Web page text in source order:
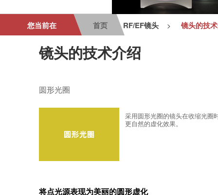
您当前在 首页 RF/EF镜头 > 镜头的技
镜头的技术介绍
圆形光圈
采用圆形光圈的镜头在收缩光圈
更自然的虚化效果。
将点光源表现为美丽的圆形虚化